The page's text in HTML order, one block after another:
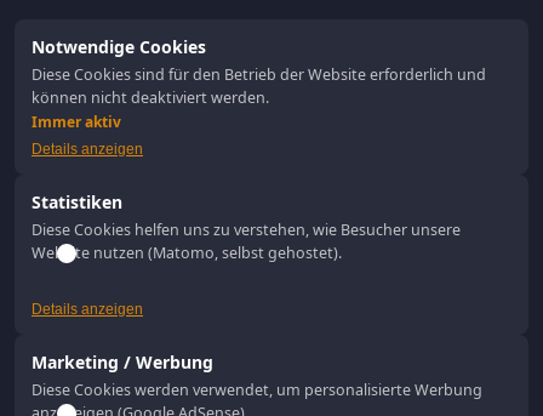
Notwendige Cookies
Diese Cookies sind für den Betrieb der Website erforderlich und
können nicht deaktiviert werden.
Immer aktiv
Details anzeigen
Statistiken
Diese Cookies helfen uns zu verstehen, wie Besucher unsere
Website nutzen (Matomo, selbst gehostet).
Details anzeigen
Marketing / Werbung
Diese Cookies werden verwendet, um personalisierte Werbung